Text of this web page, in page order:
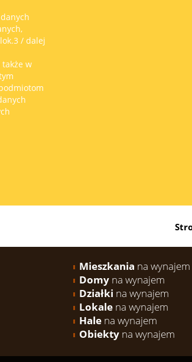
/ dalej
w
Mieszkania na wynajem
Domy na wynajem
Działki na wynajem
Lokale na wynajem
Hale na wynajem
Obiekty na wynajem